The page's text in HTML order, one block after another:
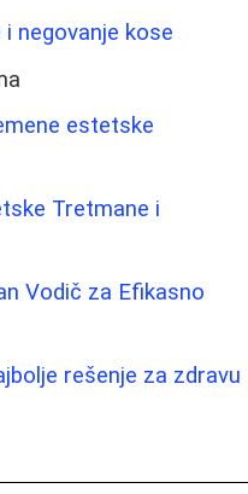
negovanje kose
estetske
Tretmane i
Vodič za Efikasno
rešenje za zdravu